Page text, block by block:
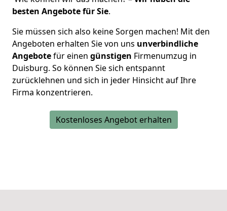
besten Angebote für Sie.
Sie müssen sich also keine Sorgen machen! Mit den
Angeboten erhalten Sie von uns unverbindliche
Angebotefür einen günstigen Firmenumzug in
Duisburg. So können Sie sich entspannt
zurücklehnen und sich in jeder Hinsicht auf Ihre
Firma konzentrieren.
Kostenloses Angebot erhalten